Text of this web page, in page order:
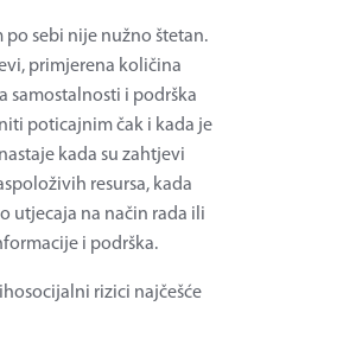
po sebi nije nužno štetan.
primjerena količina
samostalnosti i podrška
poticajnim čak i kada je
kada su zahtjevi
resursa, kada
utjecaja na način rada ili
i podrška.
rizici najčešće